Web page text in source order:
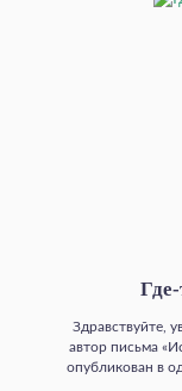
Здравствуйте,
автор письма
опубликован в